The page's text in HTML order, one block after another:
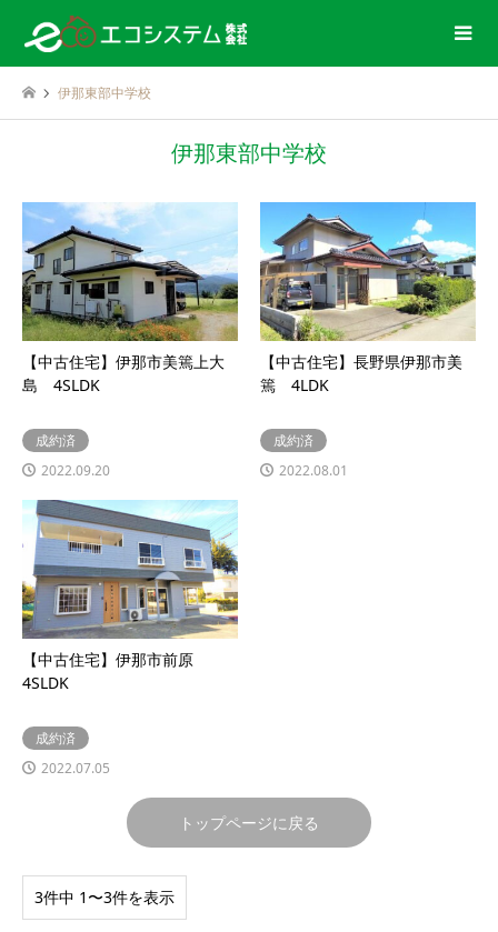
伊那東部中学校
伊那東部中学校
【中古住宅】伊那市美篶上大
島 4SLDK
成約済
2022.09.20
【中古住宅】長野県伊那市美
篶 4LDK
成約済
2022.08.01
【中古住宅】伊那市前原
4SLDK
成約済
2022.07.05
トップページに戻る
3件中 1〜3件を表示